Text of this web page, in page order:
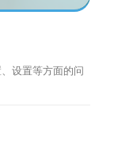
设置等方面的问